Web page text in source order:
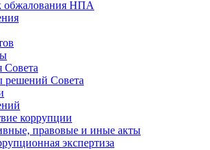
обжалования НПА
Совета
решений Совета
коррупции
правовые и иные акты
экспертиза